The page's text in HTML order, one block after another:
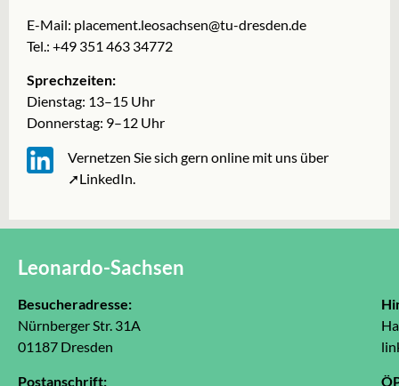
E-Mail: placement.leosachsen@tu-dresden.de
Tel.: +49 351 463 34772
Sprechzeiten:
Dienstag: 13–15 Uhr
Donnerstag: 9–12 Uhr
Vernetzen Sie sich gern online mit uns über
➚LinkedIn.
Leonardo-Sachsen
Besucheradresse:
Nürnberger Str. 31A
01187 Dresden
Postanschrift: